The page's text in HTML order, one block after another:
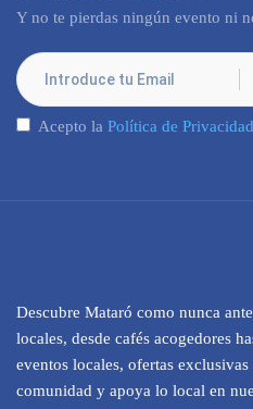
Y no te pierdas ningún evento ni
Acepto la Política de Privacidad
Descubre Mataró como nunca
locales, desde cafés acogedores
eventos locales, ofertas
comunidad y apoya lo local en